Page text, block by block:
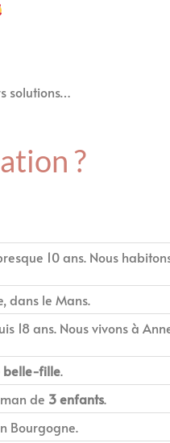
solutions…
?
10 ans. Nous
dans le Mans.
18 ans. Nous vivons à
belle-fille.
de 3 enfants.
Bourgogne.